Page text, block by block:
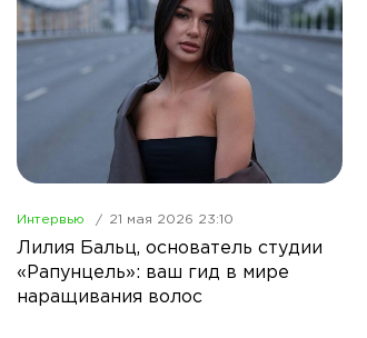
Интервью 21 мая 2026 23:10
Лилия Бальц, основатель студии
«Рапунцель»: ваш гид в мире
наращивания волос